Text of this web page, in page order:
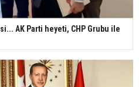
AK Parti heyeti, CHP Grubu ile